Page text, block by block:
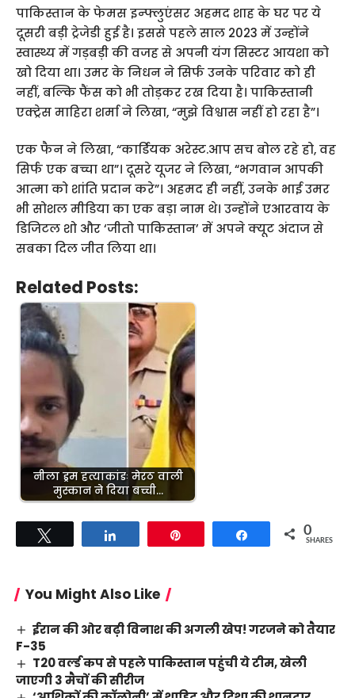
पाकिस्तान के फेमस इन्फ्लुएंसर अहमद शाह के घर पर ये
दूसरी बड़ी ट्रेजेडी हुई है। इससे पहले साल 2023 में उन्होंने
स्वास्थ्य में गड़बड़ी की वजह से अपनी यंग सिस्टर आयशा को
खो दिया था। उमर के निधन ने सिर्फ उनके परिवार को ही
नहीं, बल्कि फैंस को भी तोड़कर रख दिया है। पाकिस्तानी
एक्ट्रेस माहिरा शर्मा ने लिखा, “मुझे विश्वास नहीं हो रहा है”।
एक फैन ने लिखा, “कार्डियक अरेस्ट.आप सच बोल रहे हो, वह
सिर्फ एक बच्चा था”। दूसरे यूजर ने लिखा, “भगवान आपकी
आत्मा को शांति प्रदान करे”। अहमद ही नहीं, उनके भाई उमर
भी सोशल मीडिया का एक बड़ा नाम थे। उन्होंने एआरवाय के
डिजिटल शो और ‘जीतो पाकिस्तान’ में अपने क्यूट अंदाज से
सबका दिल जीत लिया था।
Related Posts:
नीला ड्रम हत्याकांडः मेरठ वाली
मुस्कान ने दिया बच्ची…
Share 0
SHARES
You Might Also Like
ईरान की ओर बढ़ी विनाश की अगली खेप! गरजने को तैयार
F-35
T20 वर्ल्ड कप से पहले पाकिस्तान पहुंची ये टीम, खेली
जाएगी 3 मैचों की सीरीज